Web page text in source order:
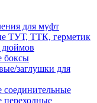
для муфт
ТУТ, ТТК, герметик
дюймов
боксы
заглушки для
соединительные
переходные